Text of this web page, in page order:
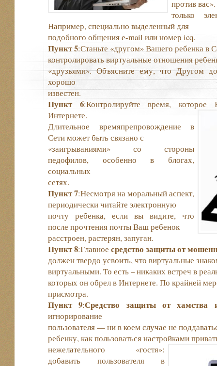
против
только
Например, специально выделенный для
подобного общения е-mail или номер icq.
Пункт 5:Станьте «другом» Вашего ребенка в
контролировать виртуальные отношения
«друзьями». Объясните ему, что Другом
хорошо
известен.
Пункт 6:Контролируйте время,
Интернете.
Длительное времяпрепровождение в
Сети может быть связано с
«заигрываниями» со стороны
педофилов, особенно в блогах,
социальных
сетях.
Пункт 7:Несмотря на моральный аспект,
периодически читайте электронную
почту ребенка, если вы видите, что
после прочтения почты Ваш ребенок
расстроен, растерян, запуган.
Пункт 8:Главное средство защиты от
должен твердо усвоить, что виртуальные
виртуальными. То есть – никаких встреч в
которых он обрел в Интернете. По крайней
присмотра.
Пункт 9:Средство защиты от хамства
игнорирование
пользователя — ни в коем случае не
ребенку, как пользоваться настройками
нежелательного «гостя»:
добавить пользователя в